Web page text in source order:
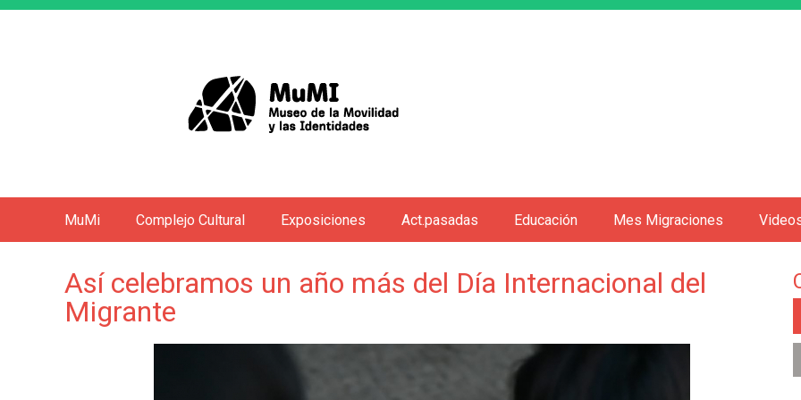
Así celebramos un año más del Día Internacional del
Migrante
n
ú
MuMi Complejo Cultural Exposiciones Act.pasadas Educación Mes Migraciones